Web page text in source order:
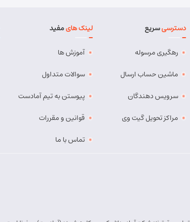
دسترسیسریع
رهگیری مرسوله
ماشین حساب ارسال
سرویس دهندگان
مراکز تحویل گیت وی
لینک هایمفید
آموزش ها
سوالات متداول
پیوستن به تیم آمادست
قوانین و مقررات
تماس با ما